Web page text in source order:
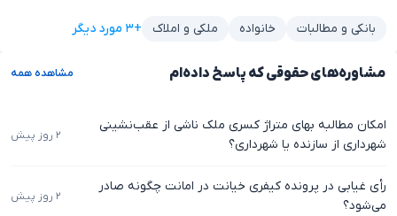
بانکی و مطالبات خانواده ملکی و املاک +۳ مورد دیگر
مشاوره‌های حقوقی که پاسخ داده‌ام مشاهده همه
امکان مطالبه بهای متراژ کسری ملک ناشی از عقب‌نشینی
شهرداری از سازنده یا شهرداری؟
۲ روز پیش
رأی غیابی در پرونده کیفری خیانت در امانت چگونه صادر
می‌شود؟
۲ روز پیش